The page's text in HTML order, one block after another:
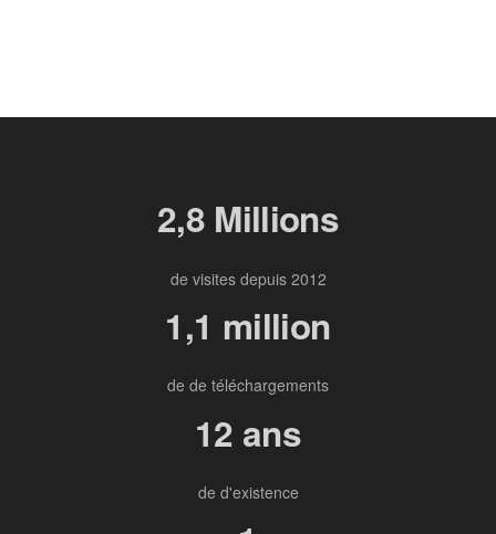
2,8 Millions
de visites depuis 2012
1,1 million
de de téléchargements
12 ans
de d'existence